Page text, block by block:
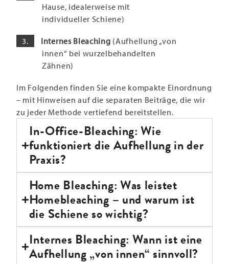
Hause, idealerweise mit
individueller Schiene)
Internes Bleaching (Aufhellung „von
innen“ bei wurzelbehandelten
Zähnen)
Im Folgenden finden Sie eine kompakte Einordnung
– mit Hinweisen auf die separaten Beiträge, die wir
zu jeder Methode vertiefend bereitstellen.
In-Office-Bleaching: Wie
funktioniert die Aufhellung in der
Praxis?
Home Bleaching: Was leistet
Homebleaching – und warum ist
die Schiene so wichtig?
Internes Bleaching: Wann ist eine
Aufhellung „von innen“ sinnvoll?